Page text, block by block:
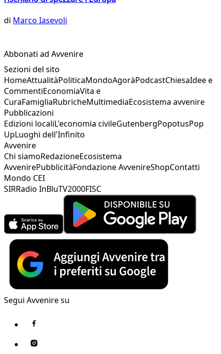
di Marco Iasevoli
Abbonati ad Avvenire
Sezioni del sito
HomeAttualitàPoliticaMondoAgoràPodcastChiesaIdee e
CommentiEconomiaVita e
CuraFamigliaRubricheMultimediaEcosistema avvenire
Pubblicazioni
Edizioni localiL'economia civileGutenbergPopotusPop
UpLuoghi dell'Infinito
Avvenire
Chi siamoRedazioneEcosistema
AvvenirePubblicitàFondazione AvvenireShopContatti
Mondo CEI
SIRRadio InBluTV2000FISC
Segui Avvenire su